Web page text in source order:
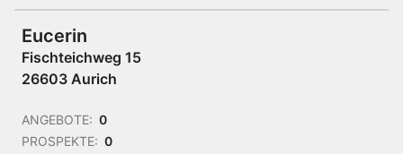
Eucerin
Fischteichweg 15
26603 Aurich
ANGEBOTE: 0
PROSPEKTE: 0